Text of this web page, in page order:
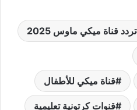
تردد قناة ميكي ماوس 2025
قناة ميكي للأطفال
قنوات كرتونية تعليمية